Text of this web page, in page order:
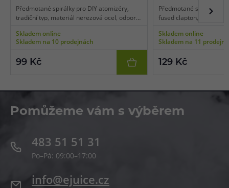
Předmotané spirálky pro DIY atomizéry,
tradiční typ, materiál nerezová ocel, odpor
průměr spirálky 2,5 mm, balení 10 ks.
Skladem online
Skladem na 10 prodejnách
99 Kč
Předmotané spirálky
fused clapton, materiál
průměr spirálky 2,5
Skladem online
Skladem na 11
129 Kč
Pomůžeme vám s výběrem
483 51 51 31
Po–Pá: 09:00–17:00
info@ejuice.cz